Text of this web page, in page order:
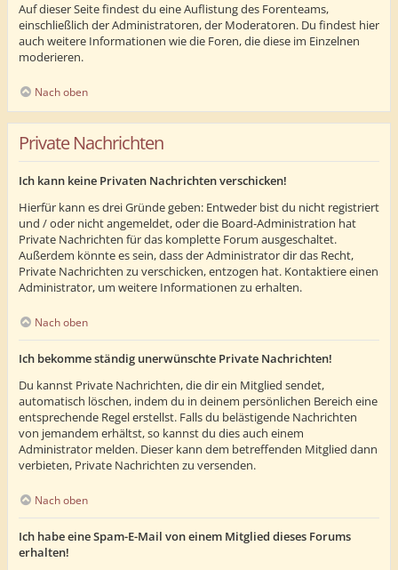
Auf dieser Seite findest du eine Auflistung des Forenteams,
einschließlich der Administratoren, der Moderatoren. Du findest hier
auch weitere Informationen wie die Foren, die diese im Einzelnen
moderieren.
Nach oben
Private Nachrichten
Ich kann keine Privaten Nachrichten verschicken!
Hierfür kann es drei Gründe geben: Entweder bist du nicht registriert
und / oder nicht angemeldet, oder die Board-Administration hat
Private Nachrichten für das komplette Forum ausgeschaltet.
Außerdem könnte es sein, dass der Administrator dir das Recht,
Private Nachrichten zu verschicken, entzogen hat. Kontaktiere einen
Administrator, um weitere Informationen zu erhalten.
Nach oben
Ich bekomme ständig unerwünschte Private Nachrichten!
Du kannst Private Nachrichten, die dir ein Mitglied sendet,
automatisch löschen, indem du in deinem persönlichen Bereich eine
entsprechende Regel erstellst. Falls du belästigende Nachrichten
von jemandem erhältst, so kannst du dies auch einem
Administrator melden. Dieser kann dem betreffenden Mitglied dann
verbieten, Private Nachrichten zu versenden.
Nach oben
Ich habe eine Spam-E-Mail von einem Mitglied dieses Forums
erhalten!